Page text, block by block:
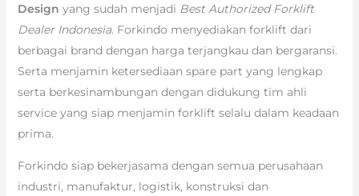
Design yang sudah menjadi Best Authorized Forklift
Dealer Indonesia. Forkindo menyediakan forklift dari
berbagai brand dengan harga terjangkau dan bergaransi.
Serta menjamin ketersediaan spare part yang lengkap
serta berkesinambungan dengan didukung tim ahli
service yang siap menjamin forklift selalu dalam keadaan
prima.
Forkindo siap bekerjasama dengan semua perusahaan
industri, manufaktur, logistik, konstruksi dan